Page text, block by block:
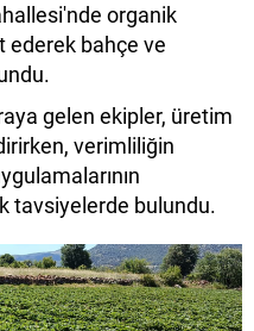
organik
ederek bahçe ve
gelen ekipler, üretim
verimliliğin
tavsiyelerde bulundu.